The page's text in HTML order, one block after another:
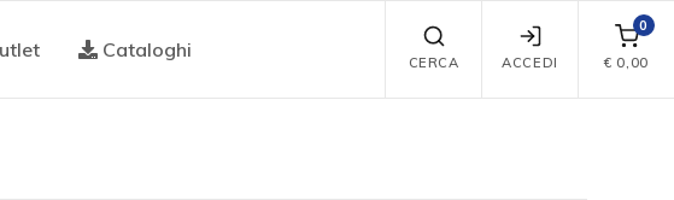
Cataloghi
CERCA ACCEDI
0
€ 0,00